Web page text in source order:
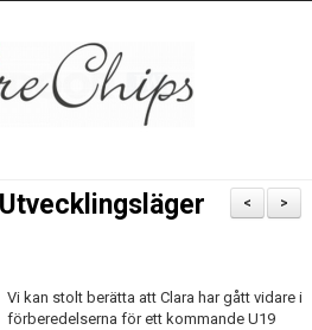
>
<
Vi kan stolt berätta att Clara har gått vidare i
förberedelserna för ett kommande U19